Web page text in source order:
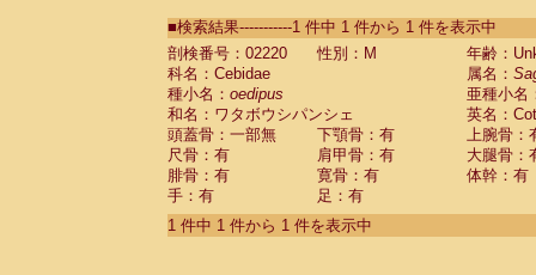
CebidaeSaguinus labiatus(0)
Cebidae Saguinus leucopus (0)
Cebidae
Cebidae
CebidaeSaguinus nigricollis (0)
Cebidae Saguinus oedipus
Cebidae Saguinus weddelli
Cebidae Saguinusspp.
Cebidae Aotus trivirgatus
Cebidae Cebus albifrons
■検索結果-----------1 件中 1 件から 1 件を表示中
剖検番号：02220
性別：M
年齢：
科名：Cebidae
属名：
種小名： oedipus
亜種小名
和名：ワタボウシパンシェ
英名：
頭蓋骨：一部無
下顎骨：有
上腕骨：
尺骨：有
肩甲骨：有
大腿骨：
腓骨：有
寛骨：有
体幹：有
手：有
足：有
1 件中 1 件から 1 件を表示中